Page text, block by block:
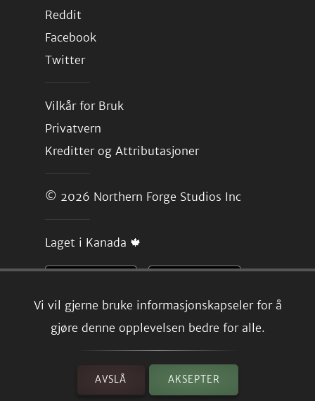
Vi vil gjerne bruke informasjonskapseler for å
gjøre denne opplevelsen bedre for alle.
AVSLÅ AKSEPTER
Reddit
Facebook
Twitter
Vilkår for Bruk
Privatvern
Kreditter og Attributasjoner
© 2026 Northern Forge Studios Inc
Laget i Kanada 🍁